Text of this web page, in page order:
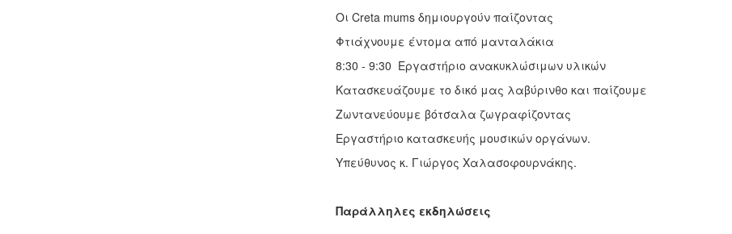
Οι Creta mums δημιουργούν παίζοντας
Φτιάχνουμε έντομα από μανταλάκια
8:30 - 9:30 Εργαστήριο ανακυκλώσιμων υλικών
Κατασκευάζουμε το δικό μας λαβύρινθο και παίζουμε
Ζωντανεύουμε βότσαλα ζωγραφίζοντας
Εργαστήριο κατασκευής μουσικών οργάνων.
Υπεύθυνος κ. Γιώργος Χαλασοφουρνάκης.
Παράλληλες εκδηλώσεις